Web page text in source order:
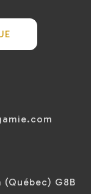
(Québec) G8B